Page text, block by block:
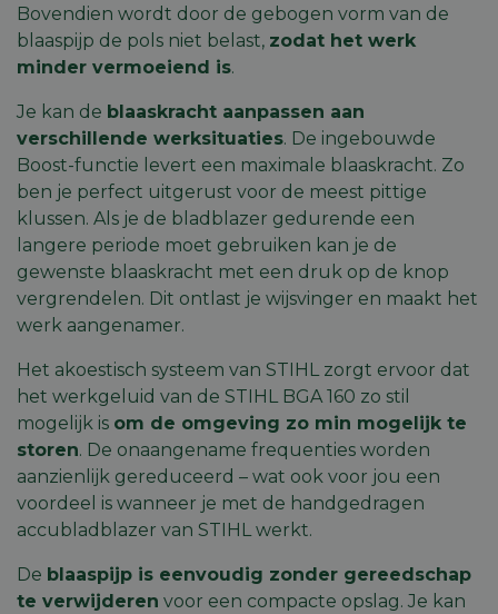
Bovendien wordt door de gebogen vorm van de
blaaspijp de pols niet belast, zodat het werk
minder vermoeiend is.
Je kan de blaaskracht aanpassen aan
verschillende werksituaties. De ingebouwde
Boost-functie levert een maximale blaaskracht. Zo
ben je perfect uitgerust voor de meest pittige
klussen. Als je de bladblazer gedurende een
langere periode moet gebruiken kan je de
gewenste blaaskracht met een druk op de knop
vergrendelen. Dit ontlast je wijsvinger en maakt het
werk aangenamer.
Het akoestisch systeem van STIHL zorgt ervoor dat
het werkgeluid van de STIHL BGA 160 zo stil
mogelijk is om de omgeving zo min mogelijk te
storen. De onaangename frequenties worden
aanzienlijk gereduceerd – wat ook voor jou een
voordeel is wanneer je met de handgedragen
accubladblazer van STIHL werkt.
De blaaspijp is eenvoudig zonder gereedschap
te verwijderen voor een compacte opslag. Je kan